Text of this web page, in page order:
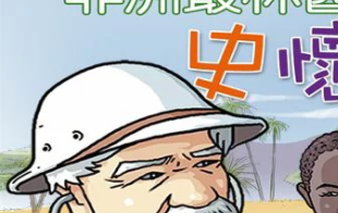
居家生活 3C家電 運動休閒
女裝 男裝 化妝保養